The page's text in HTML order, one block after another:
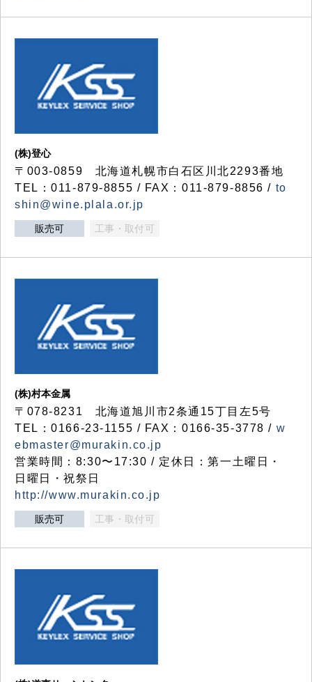
(株)登心
〒003-0859 北海道札幌市白石区川北2293番地
TEL：011-879-8855 / FAX：011-879-8856 / to
shin@wine.plala.or.jp
販売可 工事・取付可
(株)村本金属
〒078-8231 北海道旭川市2条通15丁目左5号
TEL：0166-23-1155 / FAX：0166-35-3778 / w
ebmaster@murakin.co.jp
営業時間：8:30〜17:30 / 定休日：第一土曜日・
日曜日・祝祭日
http://www.murakin.co.jp
販売可 工事・取付可